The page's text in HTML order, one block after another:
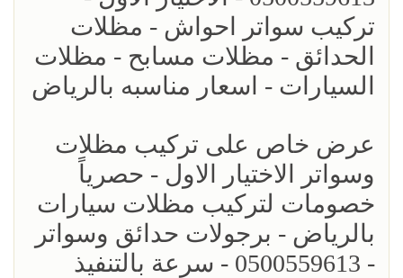
تركيب سواتر احواش - مظلات
الحدائق - مظلات مسابح - مظلات
السيارات - اسعار مناسبه بالرياض
عرض خاص على تركيب مظلات
وسواتر الاختيار الاول - حصرياً
خصومات لتركيب مظلات سيارات
بالرياض - برجولات حدائق وسواتر
- 0500559613 - سرعة بالتنفيذ